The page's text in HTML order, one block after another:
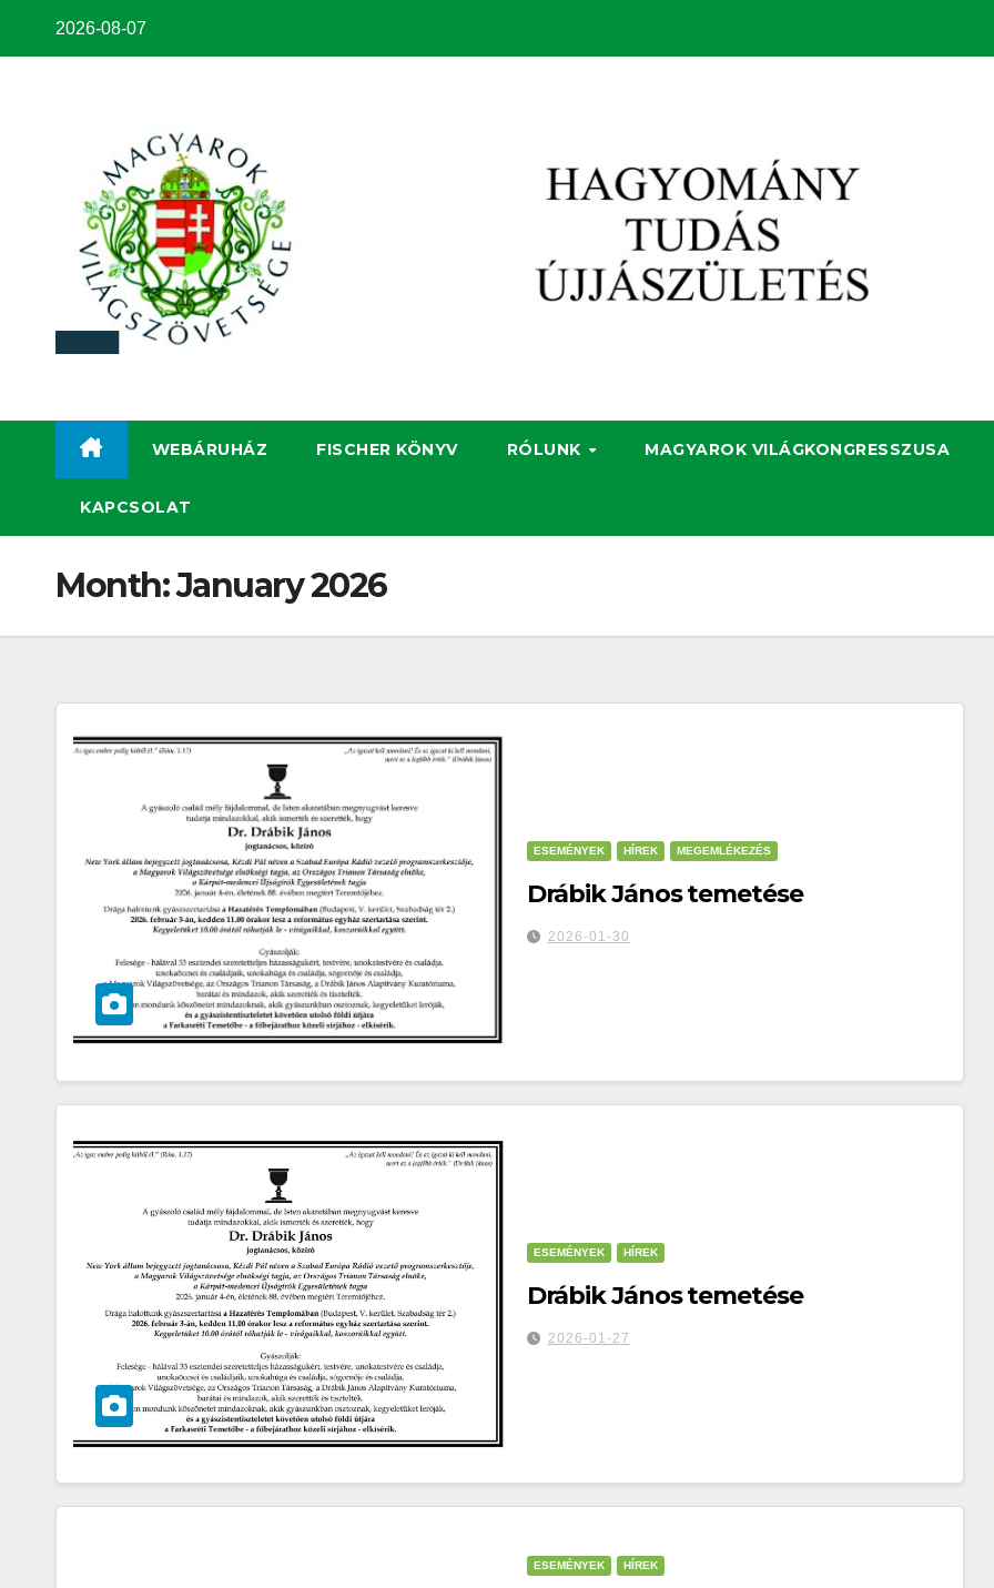
2026-08-07
WEBÁRUHÁZ FISCHER KÖNYV RÓLUNK MAGYAROK VILÁGKONGRESSZUSA
KAPCSOLAT
Month:January 2026
ESEMÉNYEK HÍREK MEGEMLÉKEZÉS
Drábik János temetése
2026-01-30
ESEMÉNYEK HÍREK
Drábik János temetése
2026-01-27
ESEMÉNYEK HÍREK